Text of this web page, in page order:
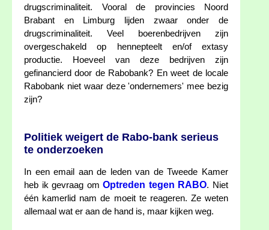
drugscriminaliteit. Vooral de provincies Noord
Brabant en Limburg lijden zwaar onder de
drugscriminaliteit. Veel boerenbedrijven zijn
overgeschakeld op hennepteelt en/of extasy
productie. Hoeveel van deze bedrijven zijn
gefinancierd door de Rabobank? En weet de locale
Rabobank niet waar deze 'ondernemers' mee bezig
zijn?
Politiek weigert de Rabo-bank serieus
te onderzoeken
In een email aan de leden van de Tweede Kamer
heb ik gevraag omOptreden tegen RABO. Niet
één kamerlid nam de moeit te reageren. Ze weten
allemaal wat er aan de hand is, maar kijken weg.